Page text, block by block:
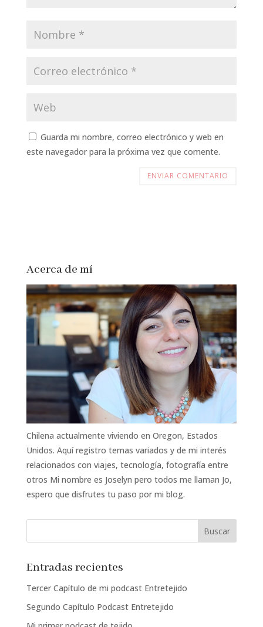
Guarda mi nombre, correo electrónico y web en
este navegador para la próxima vez que comente.
Acerca de mí
Chilena actualmente viviendo en Oregon, Estados
Unidos. Aquí registro temas variados y de mi interés
relacionados con viajes, tecnología, fotografía entre
otros Mi nombre es Joselyn pero todos me llaman Jo,
espero que disfrutes tu paso por mi blog.
Entradas recientes
Tercer Capítulo de mi podcast Entretejido
Segundo Capítulo Podcast Entretejido